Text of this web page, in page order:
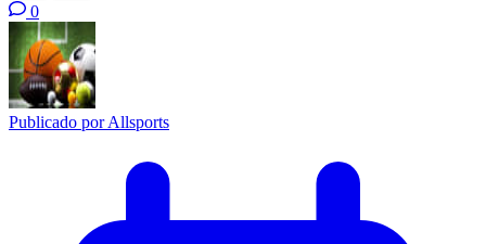
0
Publicado porAllsports